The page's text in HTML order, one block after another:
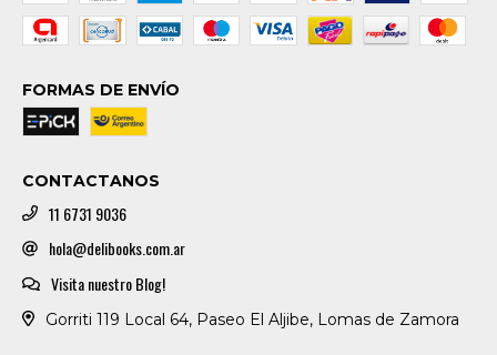
FORMAS DE ENVÍO
CONTACTANOS
11 6731 9036
hola@delibooks.com.ar
Visita nuestro Blog!
Gorriti 119 Local 64, Paseo El Aljibe, Lomas de Zamora